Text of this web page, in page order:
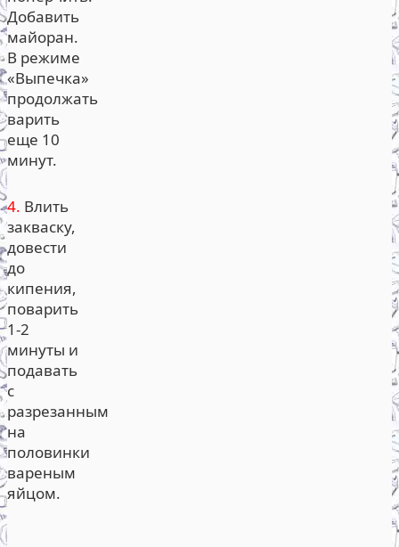
Добавить
майоран.
В режиме
«Выпечка»
продолжать
варить
еще 10
минут.
4. Влить
закваску,
довести
до
кипения,
поварить
1-2
минуты и
подавать
с
разрезанным
на
половинки
вареным
яйцом.